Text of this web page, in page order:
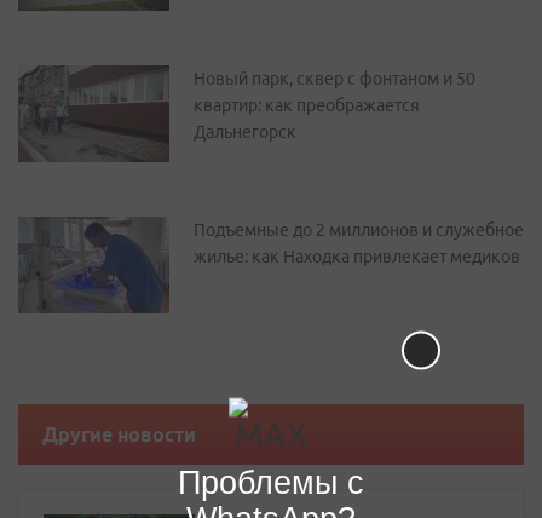
Новый парк, сквер с фонтаном и 50
квартир: как преображается
Дальнегорск
Подъемные до 2 миллионов и служебное
жилье: как Находка привлекает медиков
Другие новости
Проблемы с